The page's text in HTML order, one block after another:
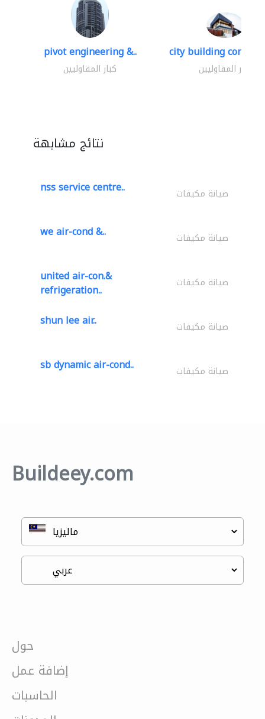
pivot engineering &..
كبار المقاوليين
city building
كبار المقاوليين
نتائج مشابهة
nss service centre.. صيانة مكيفات
we air-cond &.. صيانة مكيفات
united air-con.&
refrigeration.. صيانة مكيفات
shun lee air.. صيانة مكيفات
sb dynamic air-cond.. صيانة مكيفات
Buildeey.com
حول
إضافة عمل
الحاسبات